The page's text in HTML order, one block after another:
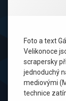
Foto a text
Velikonoce
scrapersky
jednoduchý
mediovými
technice